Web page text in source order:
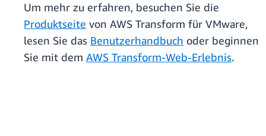
Um mehr zu erfahren, besuchen Sie die
Produktseite von AWS Transform für VMware,
lesen Sie das Benutzerhandbuch oder beginnen
Sie mit dem AWS Transform-Web-Erlebnis.